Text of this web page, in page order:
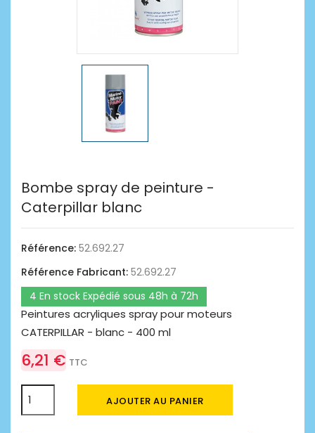
Bombe spray de peinture -
Caterpillar blanc
Référence: 52.692.27
Référence Fabricant: 52.692.27
4 En stock Expédié sous 48h à 72h
Peintures acryliques spray pour moteurs
CATERPILLAR - blanc - 400 ml
6,21 € TTC
AJOUTER AU PANIER